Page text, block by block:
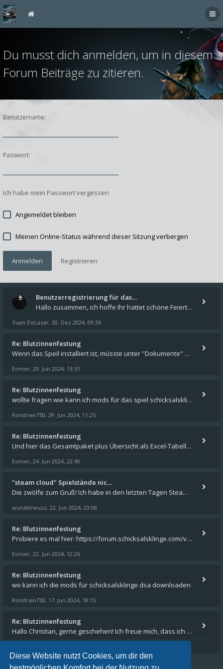
Diese Website nutzt Cookies, um dir den
Du musst dich anmelden, um in diesem
Forum Beiträge zu zitieren.
Benutzername:
Passwort:
Ich habe mein Passwort vergessen
Angemeldet bleiben
Meinen Online-Status während dieser Sitzung verbergen
Anmelden Registrieren
Benutzerregistrierung für das…
Hallo zusammen, ich hoffe Ihr hattet schöne Feiertage und kommt auch gut ins neue Jahr. Ich schreibe hier kurz zur Infor
Yuan DeLazar, 30. Dez 2024, 09:36
Re: Blutzinnenfestung
Wenn das Speil installiert ist, müsste unter "Dokumente" auf Deinem Rechner ein Verzeichnis "blade of destiny" sein. Dar
Eomer, 29. Jun 2024, 13:51
Re: Blutzinnenfestung
wollte fragen wie kann ich mods für das spiel schicksalsklinge in das spieleverzeichnis kopieren und in welches
Rondrian750, 29. Jun 2024, 11:25
Re: Blutzinnenfestung
Und hier das Gesamtpaket plus Übersicht als Excel-Tabelle: https://forum.schicksalsklinge.com/viewtopic.php?f=239&t=156
Eomer, 24. Jun 2024, 22:40
"steam cloud" Spielstände nic…
Die zwölfe zum Gruß! Ich habe in den letzten Tagen Steam auf meinem Desktop PC mit Windows 11 installiert und über Steam
wunderwuzz, 22. Jun 2024, 23:08
Re: Blutzinnenfestung
Probiere es mal hier: https://forum.schicksalsklinge.com/viewtopic.php?f=239&t=15661
Eomer, 22. Jun 2024, 12:26
Re: Blutzinnenfestung
wo kann ich die mods für schicksalsklinge dsa downloaden
Rondrian750, 17. Jun 2024, 18:15
Re: Blutzinnenfestung
Hallo Christian, gerne geschehen! Ich freue mich, dass ich Dir weiterhelfen konnte - und das Forum weiter "lebt". Denn